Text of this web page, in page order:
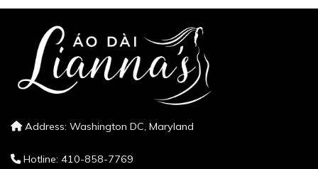
Address: Washington DC, Maryland
Hotline: 410-858-7769